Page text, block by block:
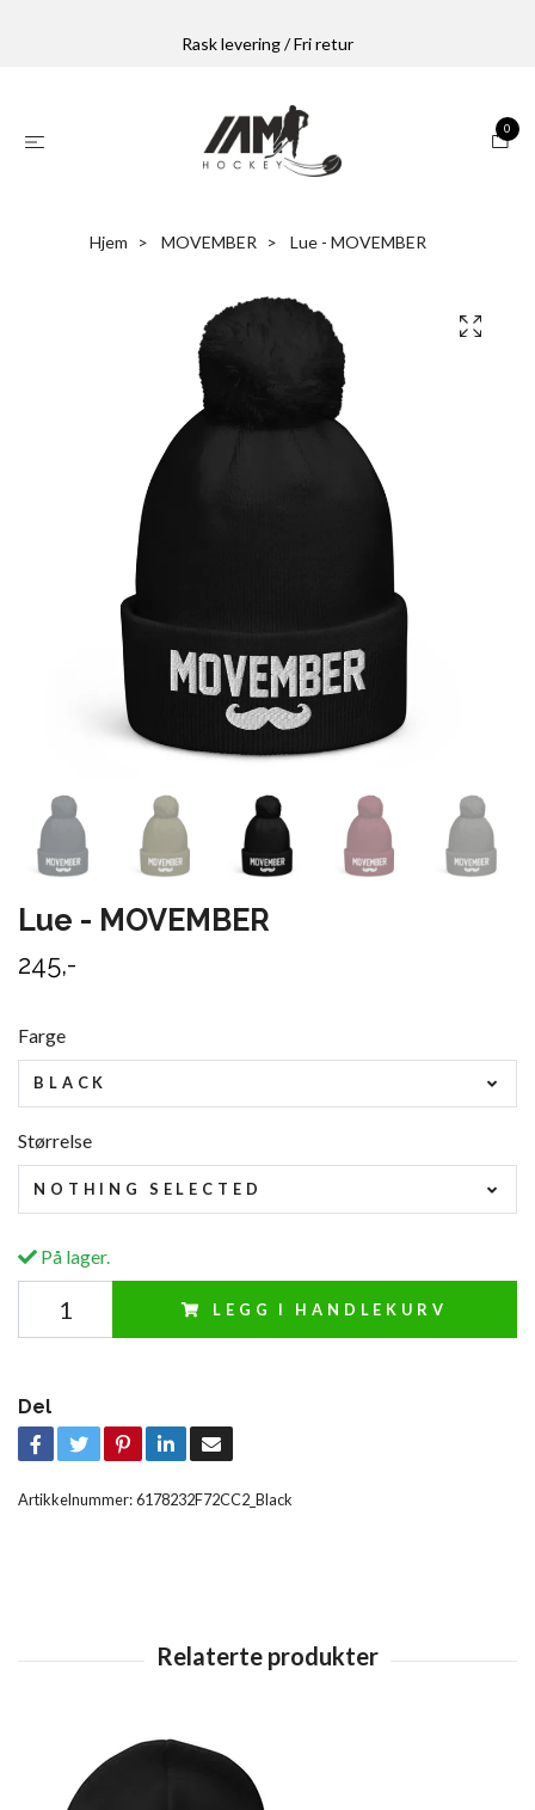
Rask levering / Fri retur
0
Hjem MOVEMBER Lue - MOVEMBER
Lue - MOVEMBER
245,-
Farge
BLACK
Størrelse
NOTHING SELECTED
På lager.
LEGG I HANDLEKURV
Del
Artikkelnummer:6178232F72CC2_Black